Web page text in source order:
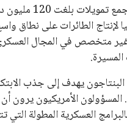
تمكنت
لإنتاج الطائرات على نطاق
متخصص في المجال
يهدف إلى جذب
المسؤولون الأمريكيون يرون
العسكرية المطولة